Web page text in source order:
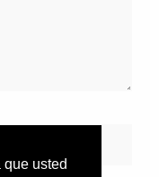
usted